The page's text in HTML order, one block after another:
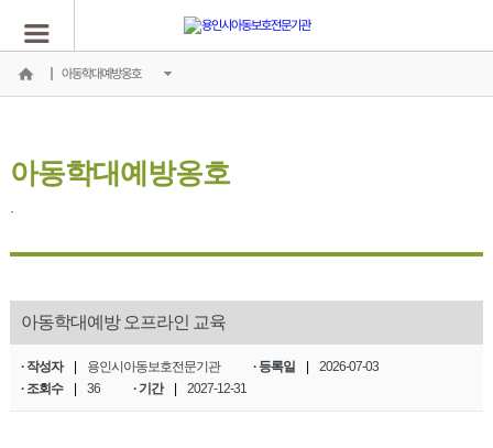
아동학대예방옹호
아동학대예방옹호
아동학대예방 오프라인 교육
· 작성자 용인시아동보호전문기관 · 등록일
2026-07-03
· 조회수
36 · 기간 2027-12-31